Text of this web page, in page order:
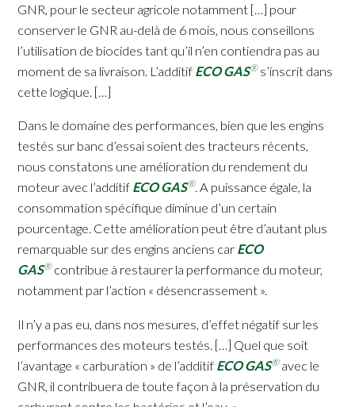
GNR, pour le secteur agricole notamment […] pour
conserver le GNR au-delà de 6 mois, nous conseillons
l’utilisation de biocides tant qu’il n’en contiendra pas au
moment de sa livraison. L’additif ECO GAS®s’inscrit dans
cette logique. […]
Dans le domaine des performances, bien que les engins
testés sur banc d’essai soient des tracteurs récents,
nous constatons une amélioration du rendement du
moteur avec l’additif ECO GAS®. A puissance égale, la
consommation spécifique diminue d’un certain
pourcentage. Cette amélioration peut être d’autant plus
remarquable sur des engins anciens car ECO
GAS®contribue à restaurer la performance du moteur,
notamment par l’action « désencrassement ».
Il n’y a pas eu, dans nos mesures, d’effet négatif sur les
performances des moteurs testés. […] Quel que soit
l’avantage « carburation » de l’additif ECO GAS®avec le
GNR, il contribuera de toute façon à la préservation du